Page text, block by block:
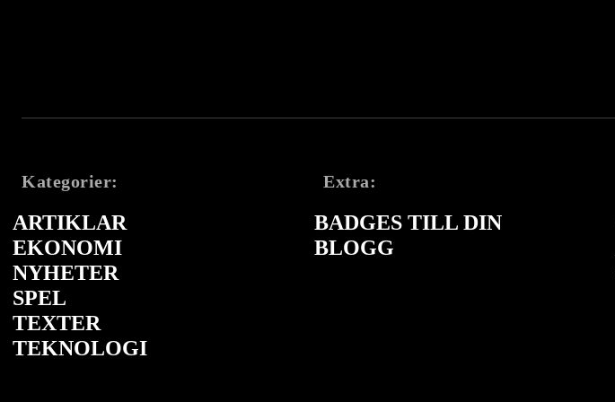
Kategorier:
ARTIKLAR
EKONOMI
NYHETER
SPEL
TEXTER
TEKNOLOGI
Extra:
BADGES TILL DIN
BLOGG